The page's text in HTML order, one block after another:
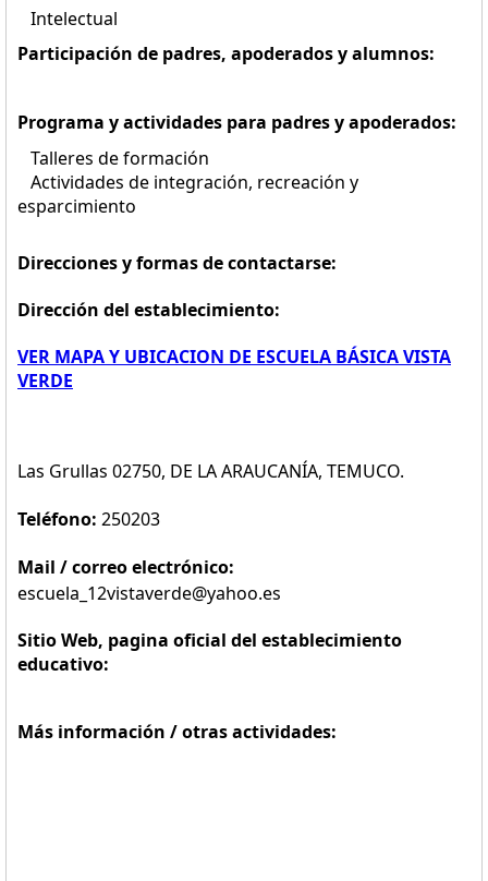
Intelectual
Participación de padres, apoderados y alumnos:
Programa y actividades para padres y apoderados:
Talleres de formación
Actividades de integración, recreación y
esparcimiento
Direcciones y formas de contactarse:
Dirección del establecimiento:
VER MAPA Y UBICACION DE ESCUELA BÁSICA VISTA
VERDE
Las Grullas 02750, DE LA ARAUCANÍA, TEMUCO.
Teléfono: 250203
Mail / correo electrónico:
escuela_12vistaverde@yahoo.es
Sitio Web, pagina oficial del establecimiento
educativo:
Más información / otras actividades: